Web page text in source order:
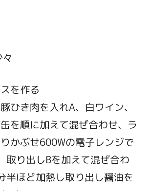
を作る
ひき肉を入れA、白ワイン、
を順に加えて混ぜ合わせ、ラ
かぶせ600Wの電子レンジで
取り出しBを加えて混ぜ合わ
半ほど加熱し取り出し醤油を